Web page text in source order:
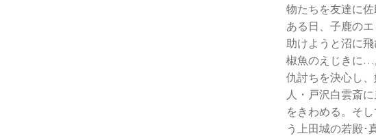
物たちを友達に
ある日、子鹿の
助けようと沼に
椒魚のえじきに…
仇討ちを決心し
人・戸沢白雲斎
をきわめる。そ
う上田城の若殿･